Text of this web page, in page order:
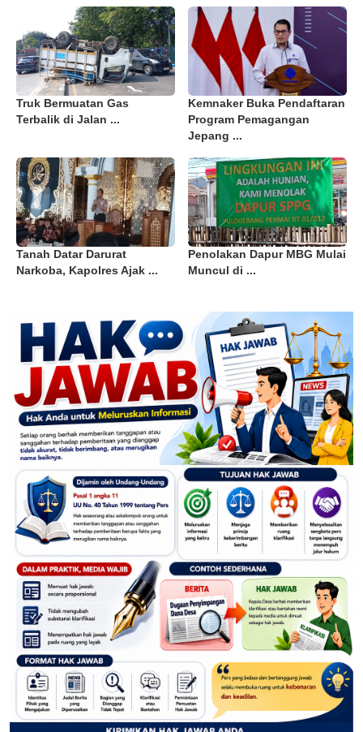
Truk Bermuatan Gas
Terbalik di Jalan ...
Kemnaker Buka Pendaftaran
Program Pemagangan
Jepang ...
Tanah Datar Darurat
Narkoba, Kapolres Ajak ...
Penolakan Dapur MBG Mulai
Muncul di ...